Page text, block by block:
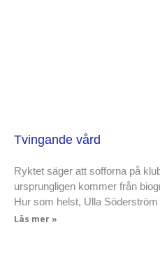
Tvingande vård
Ryktet säger att sofforna på
ursprungligen kommer från
Hur som helst, Ulla
Läs mer »